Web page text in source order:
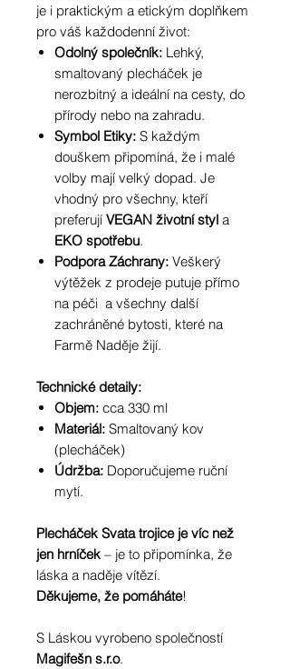
je i praktickým a etickým doplňkem
pro váš každodenní život:
Odolný společník: Lehký,
smaltovaný plecháček je
nerozbitný a ideální na cesty, do
přírody nebo na zahradu.
Symbol Etiky: S každým
douškem připomíná, že i malé
volby mají velký dopad. Je
vhodný pro všechny, kteří
preferují VEGAN životní styl a
EKO spotřebu.
Podpora Záchrany: Veškerý
výtěžek z prodeje putuje přímo
na péči a všechny další
zachráněné bytosti, které na
Farmě Naděje žijí.
Technické detaily:
Objem: cca 330 ml
Materiál: Smaltovaný kov
(plecháček)
Údržba: Doporučujeme ruční
mytí.
Plecháček Svata trojice je víc než
jen hrníček – je to připomínka, že
láska a naděje vítězí.
Děkujeme, že pomáháte!
S Láskou vyrobeno společností
Magifešn s.r.o.